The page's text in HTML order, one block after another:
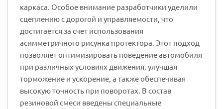
каркаса. Особое внимание разработчики уделили
сцеплению с дорогой и управляемости, что
достигается за счет использования
асимметричного рисунка протектора. Этот подход
позволяет оптимизировать поведение автомобиля
при различных условиях движения, улучшая
торможение и ускорение, а также обеспечивая
высокую точность при поворотах. В состав
резиновой смеси введены специальные